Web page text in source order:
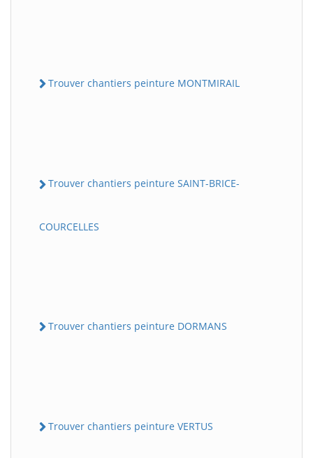
Trouver chantiers peinture MONTMIRAIL
Trouver chantiers peinture SAINT-BRICE-
COURCELLES
Trouver chantiers peinture DORMANS
Trouver chantiers peinture VERTUS